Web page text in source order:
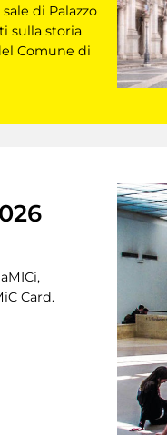
di Palazzo
sulla storia
Comune di
Card.